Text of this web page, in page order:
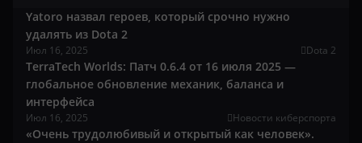
Yatoro назвал героев, который срочно нужно
удалять из Dota 2
Июл 16, 2025 Dota 2
TerraTech Worlds: Патч 0.6.4 от 16 июля 2025 —
глобальное обновление механик, баланса и
интерфейса
Июл 16, 2025 Новости киберспорта
«Очень трудолюбивый и открытый как человек».